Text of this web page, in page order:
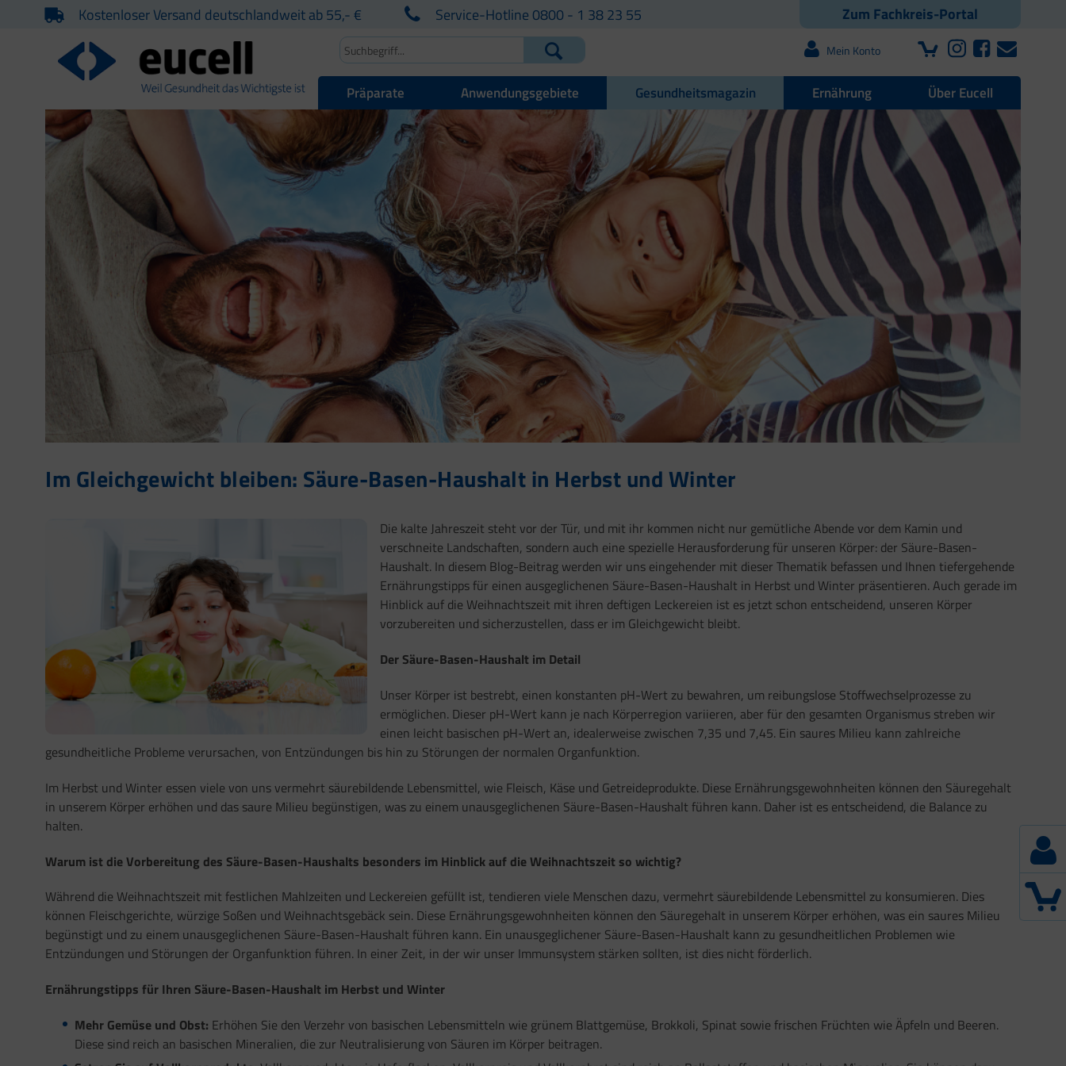
Zum Fachkreis-Portal
Kostenloser Versand deutschlandweit ab 55,- € Service-Hotline 0800 - 1 38 23 55
Mein Konto
Präparate Anwendungsgebiete Gesundheitsmagazin Ernährung Über Eucell
Im Gleichgewicht bleiben: Säure-Basen-Haushalt in Herbst und Winter
Die kalte Jahreszeit steht vor der Tür, und mit ihr kommen nicht nur gemütliche Abende vor dem Kamin und
verschneite Landschaften, sondern auch eine spezielle Herausforderung für unseren Körper: der Säure-Basen-
Haushalt. In diesem Blog-Beitrag werden wir uns eingehender mit dieser Thematik befassen und Ihnen tiefergehende
Ernährungstipps für einen ausgeglichenen Säure-Basen-Haushalt in Herbst und Winter präsentieren. Auch gerade im
Hinblick auf die Weihnachtszeit mit ihren deftigen Leckereien ist es jetzt schon entscheidend, unseren Körper
vorzubereiten und sicherzustellen, dass er im Gleichgewicht bleibt.
Der Säure-Basen-Haushalt im Detail
Unser Körper ist bestrebt, einen konstanten pH-Wert zu bewahren, um reibungslose Stoffwechselprozesse zu
ermöglichen. Dieser pH-Wert kann je nach Körperregion variieren, aber für den gesamten Organismus streben wir
einen leicht basischen pH-Wert an, idealerweise zwischen 7,35 und 7,45. Ein saures Milieu kann zahlreiche
gesundheitliche Probleme verursachen, von Entzündungen bis hin zu Störungen der normalen Organfunktion.
Im Herbst und Winter essen viele von uns vermehrt säurebildende Lebensmittel, wie Fleisch, Käse und Getreideprodukte. Diese Ernährungsgewohnheiten können den Säuregehalt
in unserem Körper erhöhen und das saure Milieu begünstigen, was zu einem unausgeglichenen Säure-Basen-Haushalt führen kann. Daher ist es entscheidend, die Balance zu
halten.
Warum ist die Vorbereitung des Säure-Basen-Haushalts besonders im Hinblick auf die Weihnachtszeit so wichtig?
Während die Weihnachtszeit mit festlichen Mahlzeiten und Leckereien gefüllt ist, tendieren viele Menschen dazu, vermehrt säurebildende Lebensmittel zu konsumieren. Dies
können Fleischgerichte, würzige Soßen und Weihnachtsgebäck sein. Diese Ernährungsgewohnheiten können den Säuregehalt in unserem Körper erhöhen, was ein saures Milieu
begünstigt und zu einem unausgeglichenen Säure-Basen-Haushalt führen kann. Ein unausgeglichener Säure-Basen-Haushalt kann zu gesundheitlichen Problemen wie
Entzündungen und Störungen der Organfunktion führen. In einer Zeit, in der wir unser Immunsystem stärken sollten, ist dies nicht förderlich.
Ernährungstipps für Ihren Säure-Basen-Haushalt im Herbst und Winter
Mehr Gemüse und Obst: Erhöhen Sie den Verzehr von basischen Lebensmitteln wie grünem Blattgemüse, Brokkoli, Spinat sowie frischen Früchten wie Äpfeln und Beeren.
Diese sind reich an basischen Mineralien, die zur Neutralisierung von Säuren im Körper beitragen.